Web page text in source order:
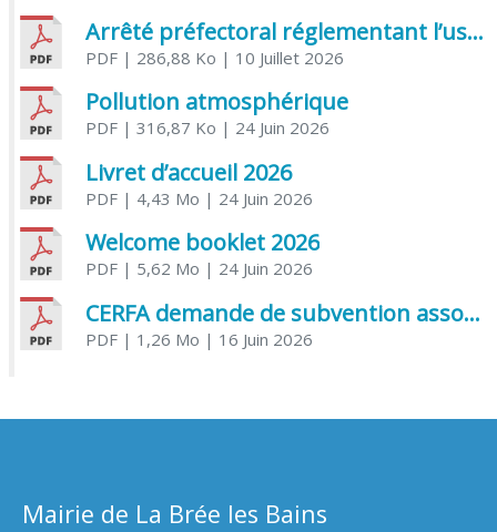
Arrêté préfectoral réglementant l’usage de l’eau
PDF| 286,88 Ko | 10 Juillet 2026
Pollution atmosphérique
PDF| 316,87 Ko | 24 Juin 2026
Livret d’accueil 2026
PDF| 4,43 Mo | 24 Juin 2026
Welcome booklet 2026
PDF| 5,62 Mo | 24 Juin 2026
CERFA demande de subvention association
PDF| 1,26 Mo | 16 Juin 2026
Mairie de La Brée les Bains